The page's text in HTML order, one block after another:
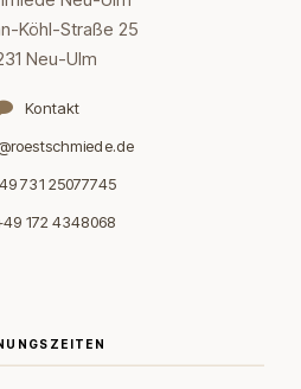
Köhl-Straße 25
Neu-Ulm
Kontakt
731 25077745
172 4348068